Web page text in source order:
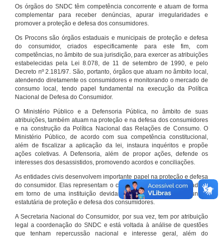
Os órgãos do SNDC têm competência concorrente e atuam de forma
complementar para receber denúncias, apurar irregularidades e
promover a proteção e defesa dos consumidores.
Os Procons são órgãos estaduais e municipais de proteção e defesa
do consumidor, criados especificamente para este fim, com
competências, no âmbito de sua jurisdição, para exercer as atribuições
estabelecidas pela Lei 8.078, de 11 de setembro de 1990, e pelo
Decreto nº 2.181/97. São, portanto, órgãos que atuam no âmbito local,
atendendo diretamente os consumidores e monitorando o mercado de
consumo local, tendo papel fundamental na execução da Política
Nacional de Defesa do Consumidor.
O Ministério Público e a Defensoria Pública, no âmbito de suas
atribuições, também atuam na proteção e na defesa dos consumidores
e na construção da Política Nacional das Relações de Consumo. O
Ministério Público, de acordo com sua competência constitucional,
além de fiscalizar a aplicação da lei, instaura inquéritos e propõe
ações coletivas. A Defensoria, além de propor ações, defende os
interesses dos desassistidos, promovendo acordos e conciliações.
As entidades civis desenvolvem importante papel na proteção e defesa
do consumidor. Elas representam o conjunto organizado de cidadãos
em torno de uma instituição devidamente registrada e com função
estatutária de proteção e defesa dos consumidores.
A Secretaria Nacional do Consumidor, por sua vez, tem por atribuição
legal a coordenação do SNDC e está voltada à análise de questões
que tenham repercussão nacional e interesse geral, além do